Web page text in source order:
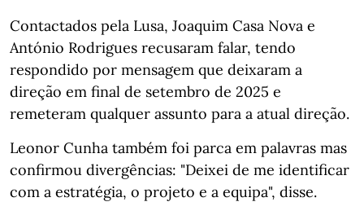
Contactados pela Lusa, Joaquim Casa Nova e
António Rodrigues recusaram falar, tendo
respondido por mensagem que deixaram a
direção em final de setembro de 2025 e
remeteram qualquer assunto para a atual direção.
Leonor Cunha também foi parca em palavras mas
confirmou divergências: "Deixei de me identificar
com a estratégia, o projeto e a equipa", disse.